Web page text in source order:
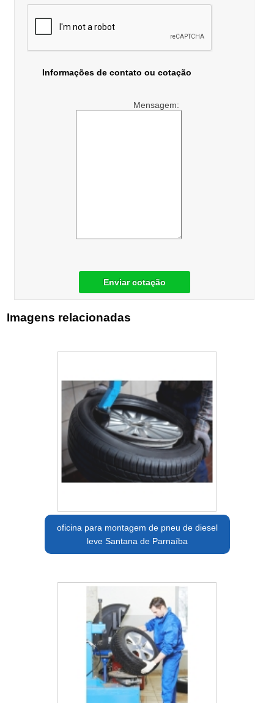
Informações de contato ou cotação
Mensagem:
Enviar cotação
Imagens relacionadas
oficina para montagem de pneu de diesel
leve Santana de Parnaíba